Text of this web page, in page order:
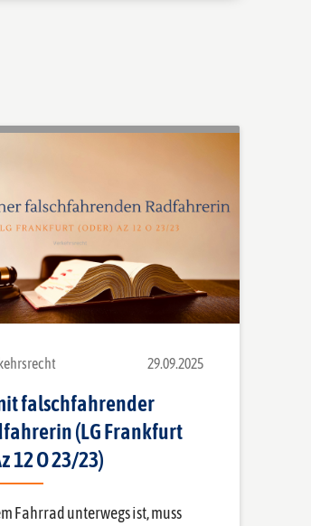
29.09.2025
falschfahrender
(LG Frankfurt
12 O 23/23)
Fahrrad unterwegs ist, muss